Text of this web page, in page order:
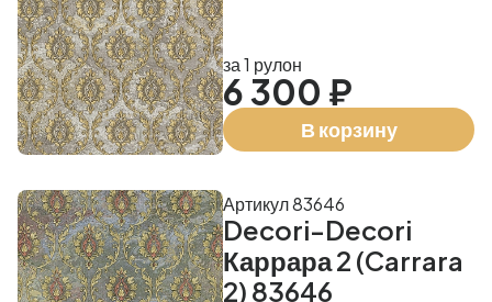
за 1 рулон
6 300 ₽
В корзину
Decori-Decori
Каррара 2 (Carrara
2) 83646
Артикул 83646